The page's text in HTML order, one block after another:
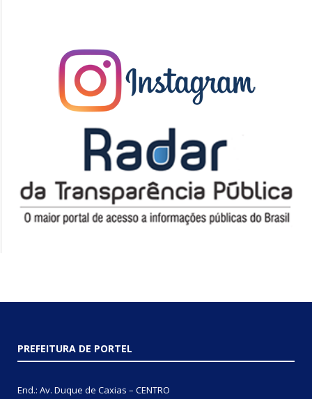
PREFEITURA DE PORTEL
End.: Av. Duque de Caxias – CENTRO